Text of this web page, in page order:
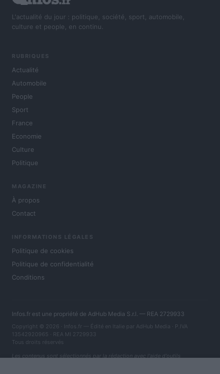
L'actualité du jour : politique, société, sport, automobile,
culture et people, en continu.
RUBRIQUES
Actualité
Automobile
People
Sport
France
Economie
Culture
Politique
MAGAZINE
À propos
Contact
INFORMATIONS LÉGALES
Politique de cookies
Politique de confidentialité
Conditions
Infos.fr est une propriété de AdHub Media S.r.l. — REA 2729933
Copyright © 2026 · Infos.fr — Édité en Italie par AdHub Media · P.IVA
13542920965 · REA MI 2729933
Tous droits réservés
Les contenus sont sélectionnés par la rédaction avec l'aide d'outils